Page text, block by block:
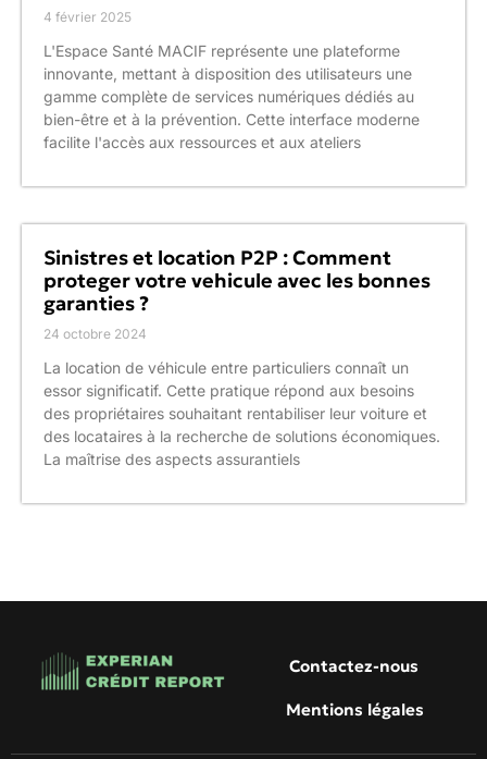
4 février 2025
L'Espace Santé MACIF représente une plateforme
innovante, mettant à disposition des utilisateurs une
gamme complète de services numériques dédiés au
bien-être et à la prévention. Cette interface moderne
facilite l'accès aux ressources et aux ateliers
Sinistres et location P2P : Comment
proteger votre vehicule avec les bonnes
garanties ?
24 octobre 2024
La location de véhicule entre particuliers connaît un
essor significatif. Cette pratique répond aux besoins
des propriétaires souhaitant rentabiliser leur voiture et
des locataires à la recherche de solutions économiques.
La maîtrise des aspects assurantiels
Contactez-nous
Mentions légales